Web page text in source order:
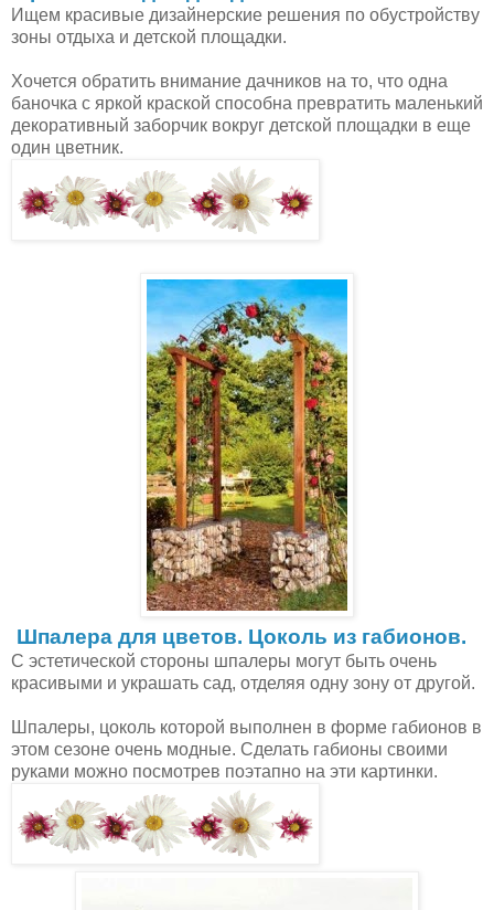
Ищем красивые дизайнерские решения по обустройству
зоны отдыха и детской площадки.
Хочется обратить внимание дачников на то, что одна
баночка с яркой краской способна превратить маленький
декоративный заборчик вокруг детской площадки в еще
один цветник.
Шпалера для цветов. Цоколь из габионов.
С эстетической стороны шпалеры могут быть очень
красивыми и украшать сад, отделяя одну зону от другой.
Шпалеры, цоколь которой выполнен в форме габионов в
этом сезоне очень модные. Сделать габионы своими
руками можно посмотрев поэтапно на эти картинки.